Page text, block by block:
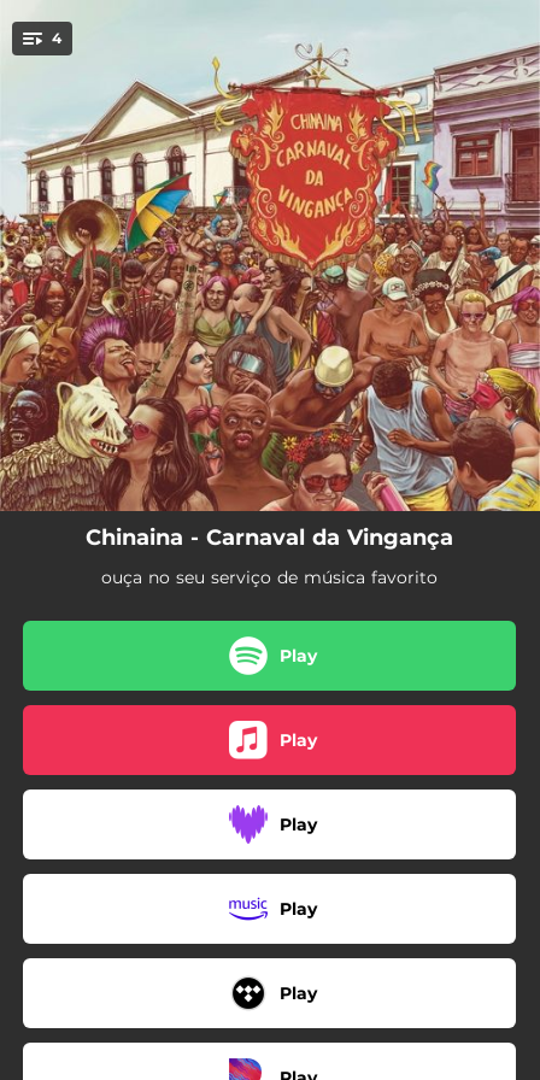
You're all set!
4
Carnaval Infinito
Deixe-se Acreditar (feat. Felipe S)
03:47
Hardcore Brasileiro
01:54
Virando Papangú (feat. Cannibal)
02:26
Chinaina - Carnaval da Vingança
ouça no seu serviço de música favorito
Play
Play
Play
Play
Play